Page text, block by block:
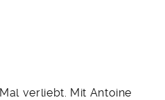
verliebt. Mit Antoine